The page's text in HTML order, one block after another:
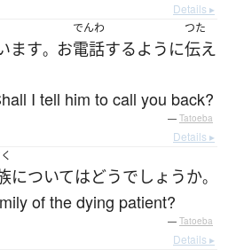
Details ▸
ます。 お
でんわ
電話するように
つた
伝え
I tell him to call you back?
— Tatoeba
Details ▸
についてはどうでしょうか。
of the dying patient?
— Tatoeba
Details ▸